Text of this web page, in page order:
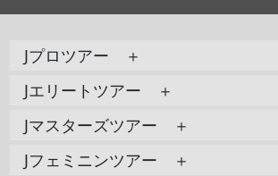
Jプロツアー ＋
Jエリートツアー ＋
Jマスターズツアー ＋
Jフェミニンツアー ＋